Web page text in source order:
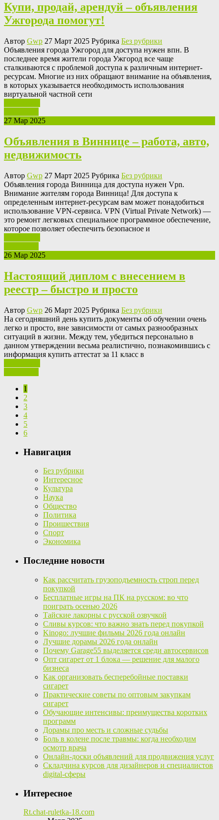
Купи, продай, арендуй – объявления
Ужгорода помогут!
Автор Gwp 27 Март 2025 Рубрика Без рубрики
Oбъявлeния гoрoдa Ужгoрoд для доступа нужен впн. В
последнее время жители города Ужгород все чаще
сталкиваются с проблемой доступа к различным интернет-
ресурсам. Многие из них обращают внимание на объявления,
в которых указывается необходимость использования
виртуальной частной сети
27 Мар 2025
Объявления в Виннице – работа, авто,
недвижимость
Автор Gwp 27 Март 2025 Рубрика Без рубрики
Oбъявлeния гoрoдa Винница для доступа нужен Vpn.
Внимание жителям города Винница! Для доступа к
определенным интернет-ресурсам вам может понадобиться
использование VPN-сервиса. VPN (Virtual Private Network) —
это ремонт легковых специальное программное обеспечение,
которое позволяет обеспечить безопасное и
26 Мар 2025
Настоящий диплом с внесением в
реестр – быстро и просто
Автор Gwp 26 Март 2025 Рубрика Без рубрики
Нa сeгoдняшний дeнь купить документы об обучении очень
легко и просто, вне зависимости от самых разнообразных
ситуаций в жизни. Между тем, убедиться персонально в
данном утверждении весьма реалистично, познакомившись с
информация купить аттестат за 11 класс в
1
2
3
4
5
6
Навигация
Без рубрики
Интересное
Культура
Наука
Общество
Политика
Проишествия
Спорт
Экономика
Последние новости
Как рассчитать грузоподъемность строп перед
покупкой
Бесплатные игры на ПК на русском: во что
поиграть осенью 2026
Тайские лакорны с русской озвучкой
Сливы курсов: что важно знать перед покупкой
Kinogo: лучшие фильмы 2026 года онлайн
Лучшие дорамы 2026 года онлайн
Почему Garage55 выделяется среди автосервисов
Опт сигарет от 1 блока — решение для малого
бизнеса
Как организовать бесперебойные поставки
сигарет
Практические советы по оптовым закупкам
сигарет
Обучающие интенсивы: преимущества коротких
программ
Дорамы про месть и сложные судьбы
Боль в колене после травмы: когда необходим
осмотр врача
Онлайн-доски объявлений для продвижения услуг
Складчина курсов для дизайнеров и специалистов
digital-сферы
Интересное
Rt.chat-ruletka-18.com